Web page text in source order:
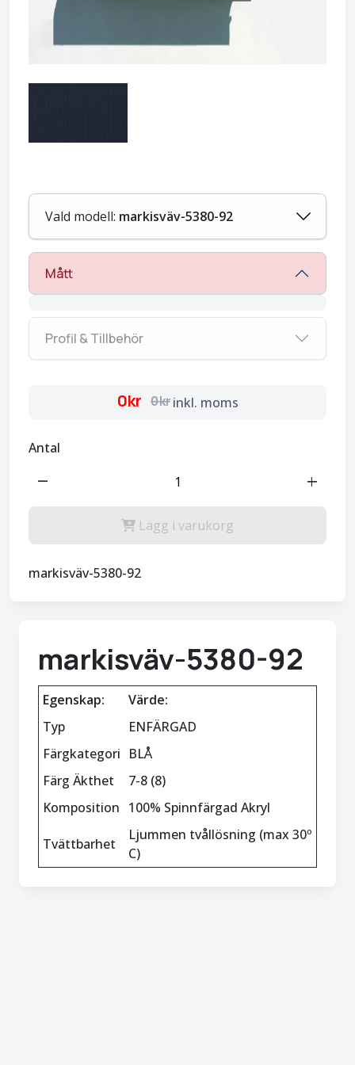
Vald modell: markisväv-5380-92
Mått
Profil & Tillbehör
0kr 0kr inkl. moms
Antal
remove add
Lägg i varukorg
markisväv-5380-92
markisväv-5380-92
Egenskap:
Värde:
Typ
ENFÄRGAD
Färgkategori BLÅ
Färg Äkthet
7-8 (8)
Komposition 100% Spinnfärgad Akryl
Tvättbarhet
Ljummen tvållösning (max 30º
C)